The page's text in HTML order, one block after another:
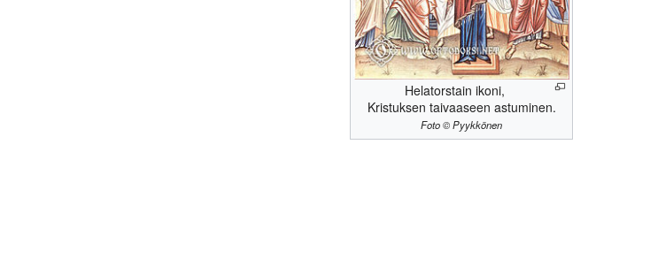
Helatorstain ikoni,
Kristuksen taivaaseen astuminen.
Foto © Pyykkönen